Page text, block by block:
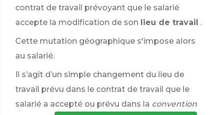
contrat de travail prévoyant que le salarié
accepte la modification de son lieu de travail .
Cette mutation géographique s'impose alors
au salarié.
Il s’agit d’un simple changement du lieu de
travail prévu dans le contrat de travail que le
salarié a accepté ou prévu dans la convention